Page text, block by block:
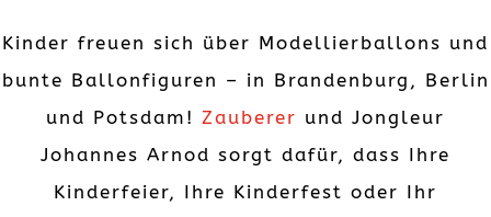
Kinder freuen sich über Modellierballons und
bunte Ballonfiguren – in Brandenburg, Berlin
und Potsdam! Zauberer und Jongleur
Johannes Arnod sorgt dafür, dass Ihre
Kinderfeier, Ihre Kinderfest oder Ihr